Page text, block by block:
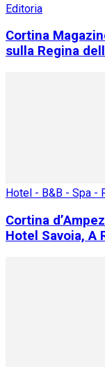
Editoria
Cortina
sulla Regina
Hotel - B&B - Spa -
Cortina
Hotel Savoia, A